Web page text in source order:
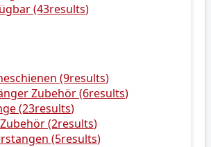
(43results)
(9results)
Zubehör(6results)
(23results)
(2results)
(5results)